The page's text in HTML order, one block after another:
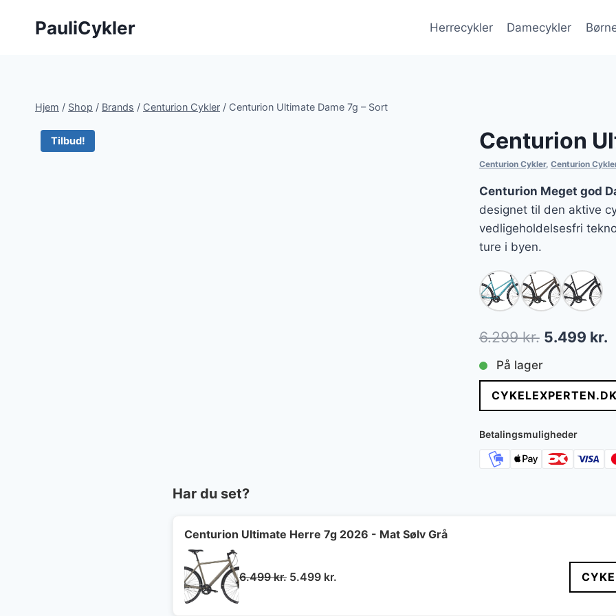
PauliCykler Herrecykler Damecykler
Hjem / Shop / Brands / Centurion Cykler / Centurion Ultimate Dame 7g – Sort
Tilbud! Centurion
Centurion Cykler, Centurion
Centurion Meget god
designet til den aktive
vedligeholdelsesfri
ture i byen.
6.299kr. Den
oprindelige
pris
var:
6.299 kr..
5.499 kr.
På lager
Betalingsmuligheder
Har du set?
Centurion Ultimate Herre 7g 2026 - Mat Sølv Grå
6.499kr. Den
5.499 kr.